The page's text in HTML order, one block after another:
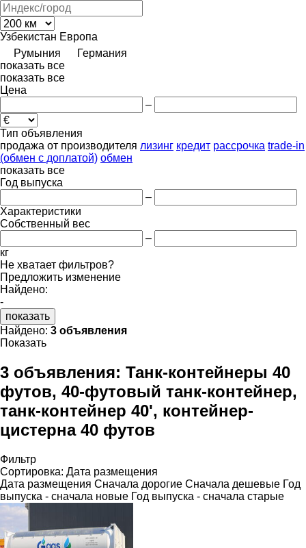
Узбекистан Европа
Румыния
Германия
показать все
показать все
Цена
–
Тип объявления
продажа от производителя лизинг кредит рассрочка trade-in
(обмен с доплатой) обмен
показать все
Год выпуска
–
Характеристики
Собственный вес
–
кг
Не хватает фильтров?
Предложить изменение
Найдено:
-
показать
Найдено: 3 объявления
Показать
3 объявления: Танк-контейнеры 40
футов, 40-футовый танк-контейнер,
танк-контейнер 40', контейнер-
цистерна 40 футов
Фильтр
Сортировка: Дата размещения
Дата размещения Сначала дорогие Сначала дешевые Год
выпуска - сначала новые Год выпуска - сначала старые